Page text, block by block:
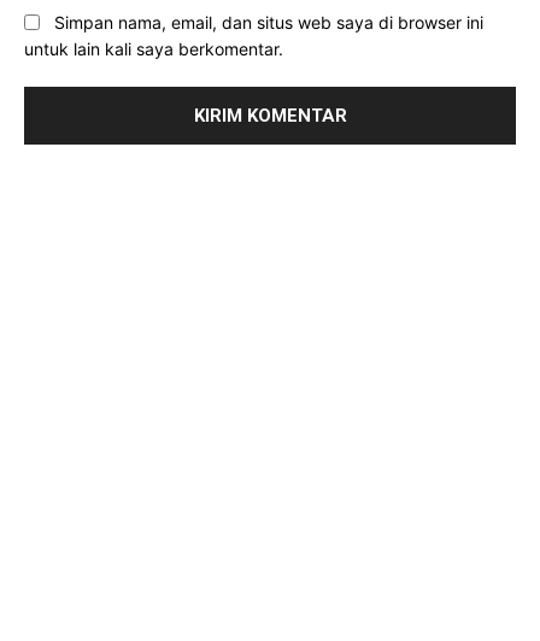
Simpan nama, email, dan situs web saya di browser ini
untuk lain kali saya berkomentar.